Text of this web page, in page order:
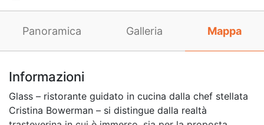
Panoramica Galleria Mappa
Informazioni
Glass – ristorante guidato in cucina dalla chef stellata
Cristina Bowerman – si distingue dalla realtà